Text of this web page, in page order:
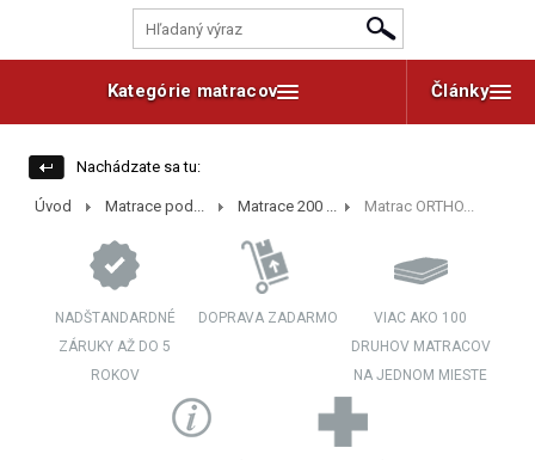
Články
Kategórie matracov
Nachádzate sa tu:
Úvod Matrace pod... Matrace 200 ... Matrac ORTHO...
NADŠTANDARDNÉ
ZÁRUKY AŽ DO 5
ROKOV
DOPRAVA ZADARMO
VIAC AKO 100
DRUHOV MATRACOV
NA JEDNOM MIESTE